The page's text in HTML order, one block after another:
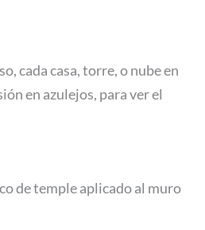
cada casa, torre, o nube en
en azulejos, para ver el
de temple aplicado al muro